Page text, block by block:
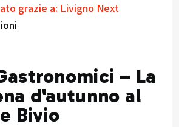
grazie a: Livigno Next
– La
d'autunno al
Bivio